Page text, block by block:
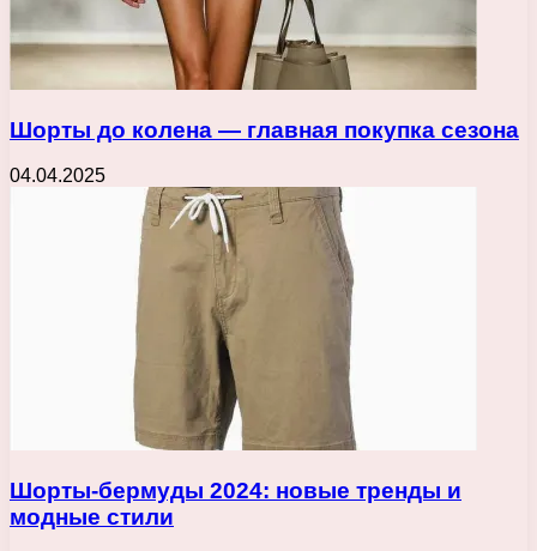
Шорты до колена — главная покупка сезона
04.04.2025
Шорты-бермуды 2024: новые тренды и
модные стили